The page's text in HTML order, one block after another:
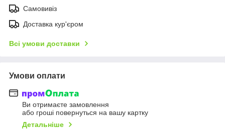
Самовивіз
Доставка кур'єром
Всі умови доставки
Умови оплати
Ви отримаєте замовлення
або гроші повернуться на вашу картку
Детальніше